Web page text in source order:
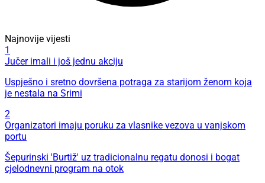
Najnovije vijesti
1
Jučer imali i još jednu akciju
Uspješno i sretno dovršena potraga za starijom ženom koja
je nestala na Srimi
2
Organizatori imaju poruku za vlasnike vezova u vanjskom
portu
Šepurinski 'Burtiž' uz tradicionalnu regatu donosi i bogat
cjelodnevni program na otok